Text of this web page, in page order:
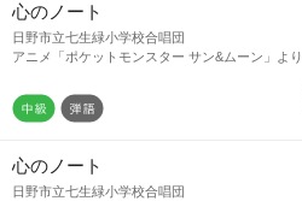
心のノート
日野市立七生緑小学校合唱団
アニメ「ポケットモンスター サン&ムーン」より
心のノート
日野市立七生緑小学校合唱団